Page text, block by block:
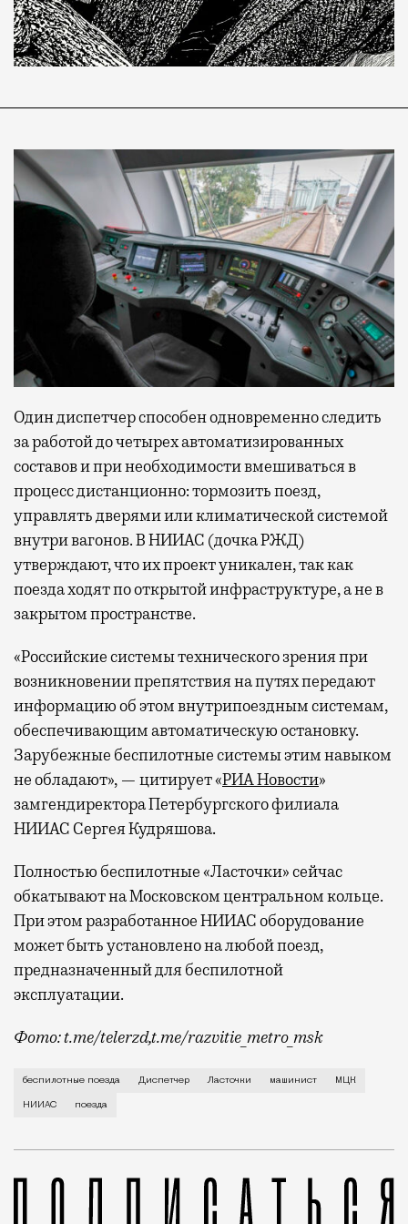
Один диспетчер способен одновременно следить
за работой до четырех автоматизированных
составов и при необходимости вмешиваться в
процесс дистанционно: тормозить поезд,
управлять дверями или климатической системой
внутри вагонов. В НИИАС (дочка РЖД)
утверждают, что их проект уникален, так как
поезда ходят по открытой инфраструктуре, а не в
закрытом пространстве.
«Российские системы технического зрения при
возникновении препятствия на путях передают
информацию об этом внутрипоездным системам,
обеспечивающим автоматическую остановку.
Зарубежные беспилотные системы этим навыком
не обладают», — цитирует «РИА Новости»
замгендиректора Петербургского филиала
НИИАС Сергея Кудряшова.
Полностью беспилотные «Ласточки» сейчас
обкатывают на Московском центральном кольце.
При этом разработанное НИИАС оборудование
может быть установлено на любой поезд,
предназначенный для беспилотной
эксплуатации.
Фото: t.me/telerzd,t.me/razvitie_metro_msk
Новые поезда работают на четвертом уровне
беспилотные поезда Диспетчер Ласточки машинист МЦК
НИИАС поезда